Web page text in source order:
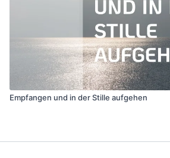
Empfangen und in der Stille aufgehen